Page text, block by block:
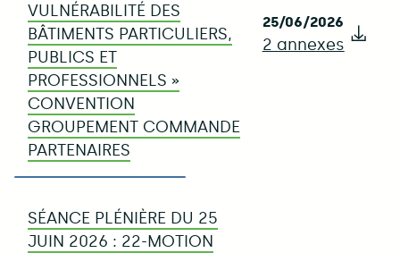
VULNÉRABILITÉ DES
BÂTIMENTS PARTICULIERS,
PUBLICS ET
PROFESSIONNELS »
CONVENTION
GROUPEMENT COMMANDE
PARTENAIRES
25/06/2026
2 annexes
SÉANCE PLÉNIÈRE DU 25
JUIN 2026 : 22-MOTION